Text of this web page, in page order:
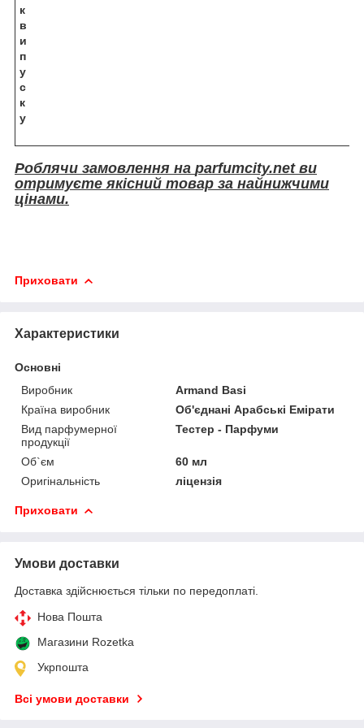
к
в
и
п
у
с
к
у
Роблячи замовлення на parfumcity.net ви
отримуєте якісний товар за найнижчими
цінами.
Приховати
Характеристики
Основні
Виробник
Armand Basi
Країна виробник
Об'єднані Арабські Емірати
Вид парфумерної
продукції
Тестер - Парфуми
Об`єм
60 мл
Оригінальність
ліцензія
Приховати
Умови доставки
Доставка здійснюється тільки по передоплаті.
Нова Пошта
Магазини Rozetka
Укрпошта
Всі умови доставки